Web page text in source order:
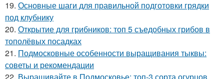
19. Основные шаги для правильной подготовки грядки
под клубнику
20. Открытие для грибников: топ 5 съедобных грибов в
тополёвых посадках
21. Подмосковные особенности выращивания тыквы:
советы и рекомендации